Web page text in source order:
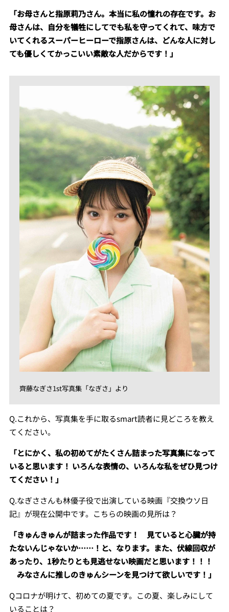
「お母さんと指原莉乃さん。本当に私の憧れの存在です。お
母さんは、自分を犠牲にしてでも私を守ってくれて、味方で
いてくれるスーパーヒーローで指原さんは、どんな人に対し
ても優しくてかっこいい素敵な人だからです！」
齊藤なぎさ1st写真集「なぎさ」より
Q.これから、写真集を手に取るsmart読者に見どころを教え
てください。
「とにかく、私の初めてがたくさん詰まった写真集になって
いると思います！ いろんな表情の、いろんな私をぜひ見つけ
てください！」
Q.なぎささんも林優子役で出演している映画『交換ウソ日
記』が現在公開中です。こちらの映画の見所は？
「きゅんきゅんが詰まった作品です！ 見ていると心臓が持
たないんじゃないか……！と、なります。また、伏線回収が
あったり、1秒たりとも見逃せない映画だと思います！！！
みなさんに推しのきゅんシーンを見つけて欲しいです！」
Qコロナが明けて、初めての夏です。この夏、楽しみにして
いることは？